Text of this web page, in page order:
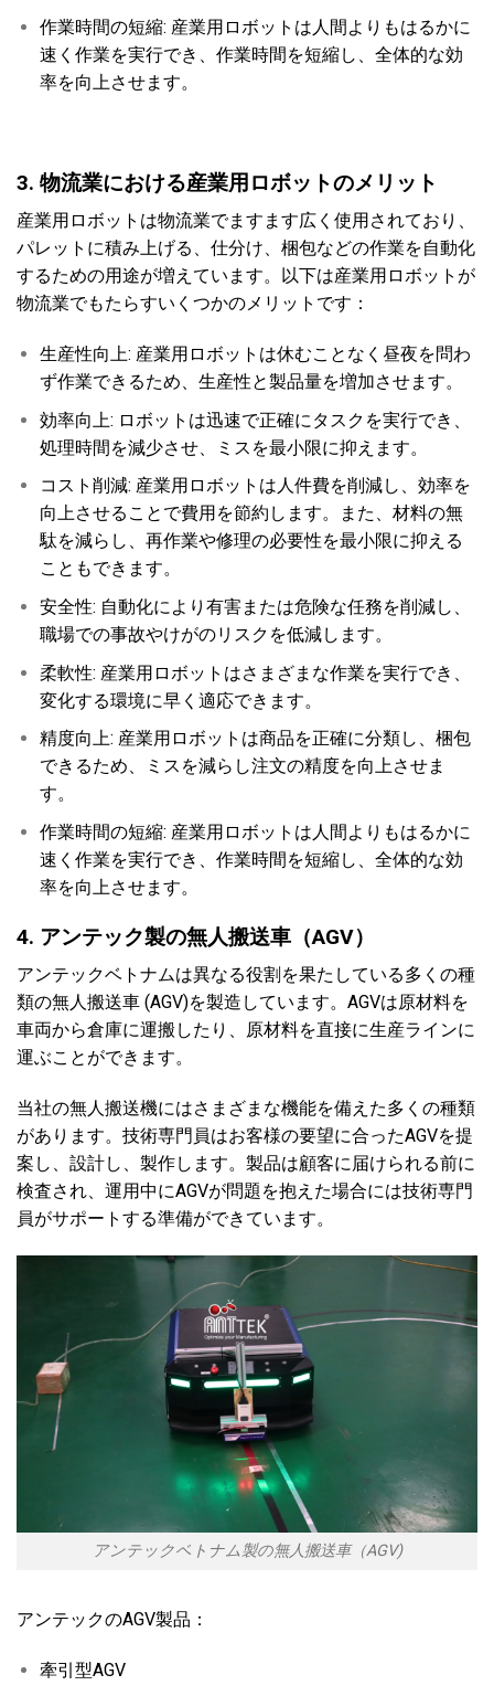
作業時間の短縮: 産業用ロボットは人間よりもはるかに
速く作業を実行でき、作業時間を短縮し、全体的な効
率を向上させます。
3. 物流業における産業用ロボットのメリット
産業用ロボットは物流業でますます広く使用されており、
パレットに積み上げる、仕分け、梱包などの作業を自動化
するための用途が増えています。以下は産業用ロボットが
物流業でもたらすいくつかのメリットです：
生産性向上: 産業用ロボットは休むことなく昼夜を問わ
ず作業できるため、生産性と製品量を増加させます。
効率向上: ロボットは迅速で正確にタスクを実行でき、
処理時間を減少させ、ミスを最小限に抑えます。
コスト削減: 産業用ロボットは人件費を削減し、効率を
向上させることで費用を節約します。また、材料の無
駄を減らし、再作業や修理の必要性を最小限に抑える
こともできます。
安全性: 自動化により有害または危険な任務を削減し、
職場での事故やけがのリスクを低減します。
柔軟性: 産業用ロボットはさまざまな作業を実行でき、
変化する環境に早く適応できます。
精度向上: 産業用ロボットは商品を正確に分類し、梱包
できるため、ミスを減らし注文の精度を向上させま
す。
作業時間の短縮: 産業用ロボットは人間よりもはるかに
速く作業を実行でき、作業時間を短縮し、全体的な効
率を向上させます。
4. アンテック製の無人搬送車（AGV）
アンテックベトナムは異なる役割を果たしている多くの種
類の無人搬送車 (AGV)を製造しています。AGVは原材料を
車両から倉庫に運搬したり、原材料を直接に生産ラインに
運ぶことができます。
当社の無人搬送機にはさまざまな機能を備えた多くの種類
があります。技術専門員はお客様の要望に合ったAGVを提
案し、設計し、製作します。製品は顧客に届けられる前に
検査され、運用中にAGVが問題を抱えた場合には技術専門
員がサポートする準備ができています。
アンテックベトナム製の無人搬送車（AGV)
アンテックのAGV製品：
牽引型AGV